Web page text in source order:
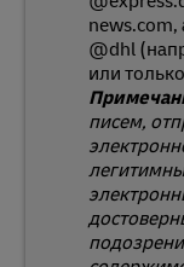
news.com,
@dhl
или
писем,